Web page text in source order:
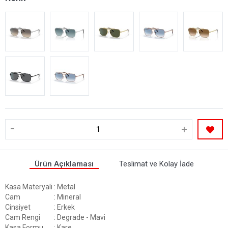
- +
Ürün Açıklaması Teslimat ve Kolay İade
Kasa Materyali : Metal
Cam
: Mineral
Cinsiyet
: Erkek
Cam Rengi
: Degrade - Mavi